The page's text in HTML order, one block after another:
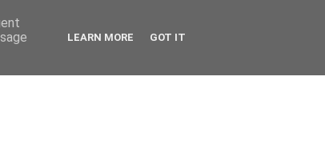
LEARN MORE GOT IT